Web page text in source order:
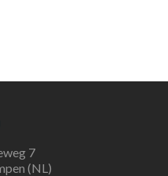
7
(NL)